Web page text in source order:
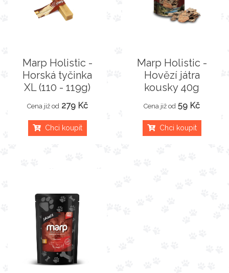
Marp Holistic -
Horská tyčinka
XL (110 - 119g)
Cena již od 279 Kč
Chci koupit
Marp Holistic -
Hovězí játra
kousky 40g
Cena již od 59 Kč
Chci koupit